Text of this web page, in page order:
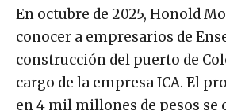
En octubre de 2025, Honold
conocer a empresarios de
construcción del puerto de
cargo de la empresa ICA. El
en 4 mil millones de pesos